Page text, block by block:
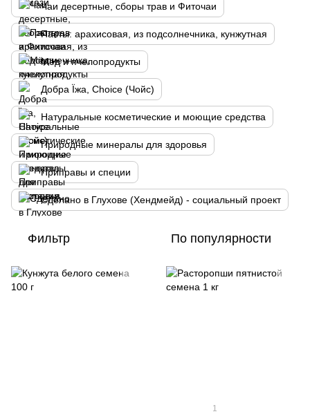
Чаи десертные, сборы трав и Фиточаи
Пасты: арахисовая, из подсолнечника, кунжутная
Мёд и пчелопродукты
Добра Їжа, Choice (Чойс)
Натуральные косметические и моющие средства
Природные минералы для здоровья
Приправы и специи
Сделано в Глухове (Хендмейд) - социальный проект
Фильтр По популярности
1